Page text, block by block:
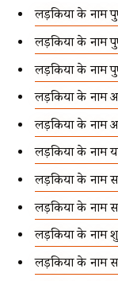
लड़कियों के नाम
लड़कियों के नाम
लड़कियों के नाम
लड़कियों के नाम
लड़कियों के नाम
लड़कियों के नाम
लड़कियों के नाम
लड़कियों के नाम
लड़कियों के नाम
लड़कियों के नाम